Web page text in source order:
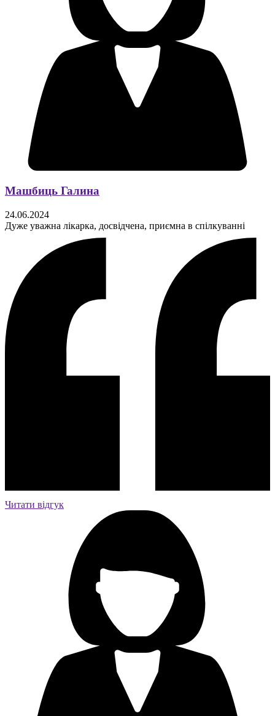
Машбиць Галина
24.06.2024
Дуже уважна лікарка, досвідчена, приємна в спілкуванні
Читати відгук